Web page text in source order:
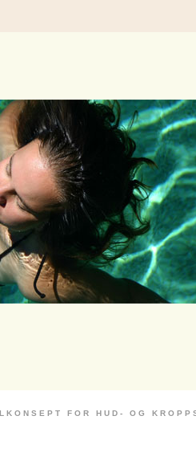
L K O N S E P T F O R H U D - O G K R O P